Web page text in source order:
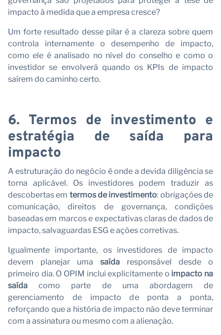
impacto à medida que a empresa cresce?
Um forte resultado desse pilar é a clareza sobre quem
controla internamente o desempenho de impacto,
como ele é analisado no nível do conselho e como o
investidor se envolverá quando os KPIs de impacto
saírem do caminho certo.
6. Termos de investimento e
estratégia de saída para
impacto
A estruturação do negócio é onde a devida diligência se
torna aplicável. Os investidores podem traduzir as
descobertas em termos de investimento: obrigações de
comunicação, direitos de governança, condições
baseadas em marcos e expectativas claras de dados de
impacto, salvaguardas ESG e ações corretivas.
Igualmente importante, os investidores de impacto
devem planejar uma saída responsável desde o
primeiro dia. O OPIM inclui explicitamente o impacto na
saída como parte de uma abordagem de
gerenciamento de impacto de ponta a ponta,
reforçando que a história de impacto não deve terminar
com a assinatura ou mesmo com a alienação.